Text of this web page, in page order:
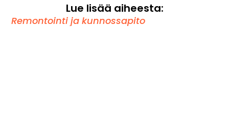
Lue lisää aiheesta:
Remontointi ja kunnossapito